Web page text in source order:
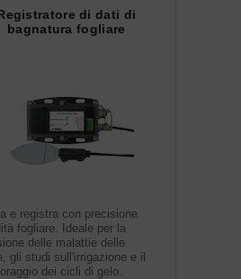
di dati di
bagnatura fogliare
e registra con precisione
fogliare. Ideale per la
delle malattie delle
gli studi sull'irrigazione e il
dei cicli di gelo.